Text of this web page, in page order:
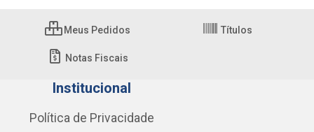
Meus Pedidos Títulos
Notas Fiscais
Institucional
Política de Privacidade